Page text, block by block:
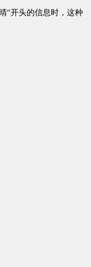
"开头的信息时，这种